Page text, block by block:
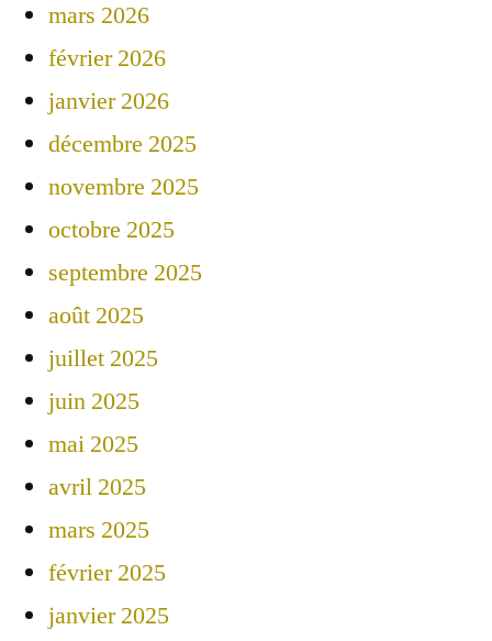
mars 2026
février 2026
janvier 2026
décembre 2025
novembre 2025
octobre 2025
septembre 2025
août 2025
juillet 2025
juin 2025
mai 2025
avril 2025
mars 2025
février 2025
janvier 2025